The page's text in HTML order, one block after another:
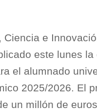
e
este lunes
el alumnado
2025/2026. El
un millón de